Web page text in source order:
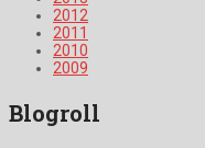
2012
2011
2010
2009
Blogroll